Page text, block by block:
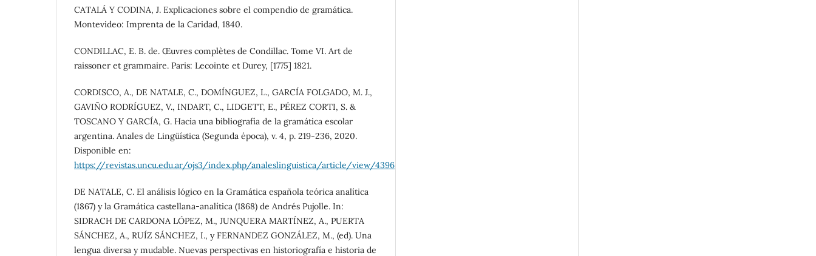
CATALÁ Y CODINA, J. Explicaciones sobre el compendio de gramática.
Montevideo: Imprenta de la Caridad, 1840.
CONDILLAC, E. B. de. Œuvres complètes de Condillac. Tome VI. Art de
raissoner et grammaire. Paris: Lecointe et Durey, [1775] 1821.
CORDISCO, A., DE NATALE, C., DOMÍNGUEZ, L., GARCÍA FOLGADO, M. J.,
GAVIÑO RODRÍGUEZ, V., INDART, C., LIDGETT, E., PÉREZ CORTI, S. &
TOSCANO Y GARCÍA, G. Hacia una bibliografía de la gramática escolar
argentina. Anales de Lingüística (Segunda época), v. 4, p. 219-236, 2020.
Disponible en:
https://revistas.uncu.edu.ar/ojs3/index.php/analeslinguistica/article/view/4396
DE NATALE, C. El análisis lógico en la Gramática española teórica analítica
(1867) y la Gramática castellana-analítica (1868) de Andrés Pujolle. In:
SIDRACH DE CARDONA LÓPEZ, M., JUNQUERA MARTÍNEZ, A., PUERTA
SÁNCHEZ, A., RUÍZ SÁNCHEZ, I., y FERNANDEZ GONZÁLEZ, M., (ed). Una
lengua diversa y mudable. Nuevas perspectivas en historiografía e historia de